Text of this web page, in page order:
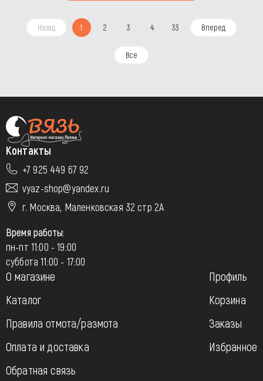
Назад 1 2 3 4 33 Вперед
Все
Контакты
+7 925 449 67 92
vyaz-shop@yandex.ru
г. Москва, Маленковская 32 стр 2А
Время работы:
пн-пт 11:00 - 19:00
суббота 11:00 - 17:00
О магазине
Каталог
Правила отмота/размота
Оплата и доставка
Обратная связь
Профиль
Корзина
Заказы
Избранное